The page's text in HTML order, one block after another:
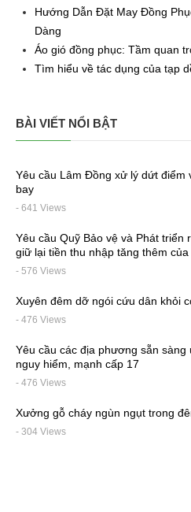
Hướng Dẫn Đặt May Đồng
Dàng
Áo gió đồng phục: Tầm quan
Tìm hiểu về tác dụng của tạp
BÀI VIẾT NỔI BẬT
Yêu cầu Lâm Đồng xử lý dứt
bay
- 641 Views
Yêu cầu Quỹ Bảo vệ và Phát triển
giữ lại tiền thu nhập tăng thêm của
- 576 Views
Xuyên đêm dỡ ngói cứu dân khỏi
- 476 Views
Yêu cầu các địa phương sẵn
nguy hiểm, mạnh cấp 17
- 476 Views
Xưởng gỗ cháy ngùn ngụt trong
- 304 Views